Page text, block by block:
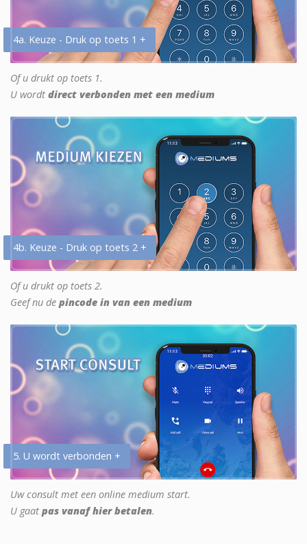
4a. Keuze - Druk op toets 1 +
Of u drukt op toets 1.
U wordt direct verbonden met een medium
4b. Keuze - Druk op toets 2 +
Of u drukt op toets 2.
Geef nu de pincode in van een medium
5. U wordt verbonden +
Uw consult met een online medium start.
U gaat pas vanaf hier betalen.